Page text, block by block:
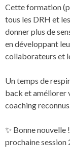
Cette formation
tous les DRH et
donner plus de
en développant
collaborateurs et
Un temps de
back et améliorer
coaching
✨ Bonne nouvelle
prochaine session